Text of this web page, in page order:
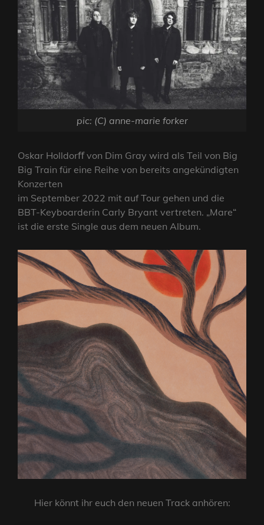
pic: (C) anne-marie forker
Oskar Holldorﬀ von Dim Gray wird als Teil von Big
Big Train für eine Reihe von bereits angekündigten
Konzerten
im September 2022 mit auf Tour gehen und die
BBT-Keyboarderin Carly Bryant vertreten. „Mare“
ist die erste Single aus dem neuen Album.
Hier könnt ihr euch den neuen Track anhören: